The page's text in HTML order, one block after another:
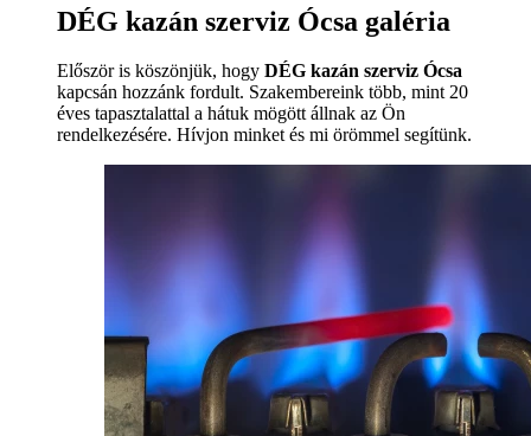
DÉG kazán szerviz Ócsa galéria
Először is köszönjük, hogy DÉG kazán szerviz Ócsa
kapcsán hozzánk fordult. Szakembereink több, mint 20
éves tapasztalattal a hátuk mögött állnak az Ön
rendelkezésére. Hívjon minket és mi örömmel segítünk.